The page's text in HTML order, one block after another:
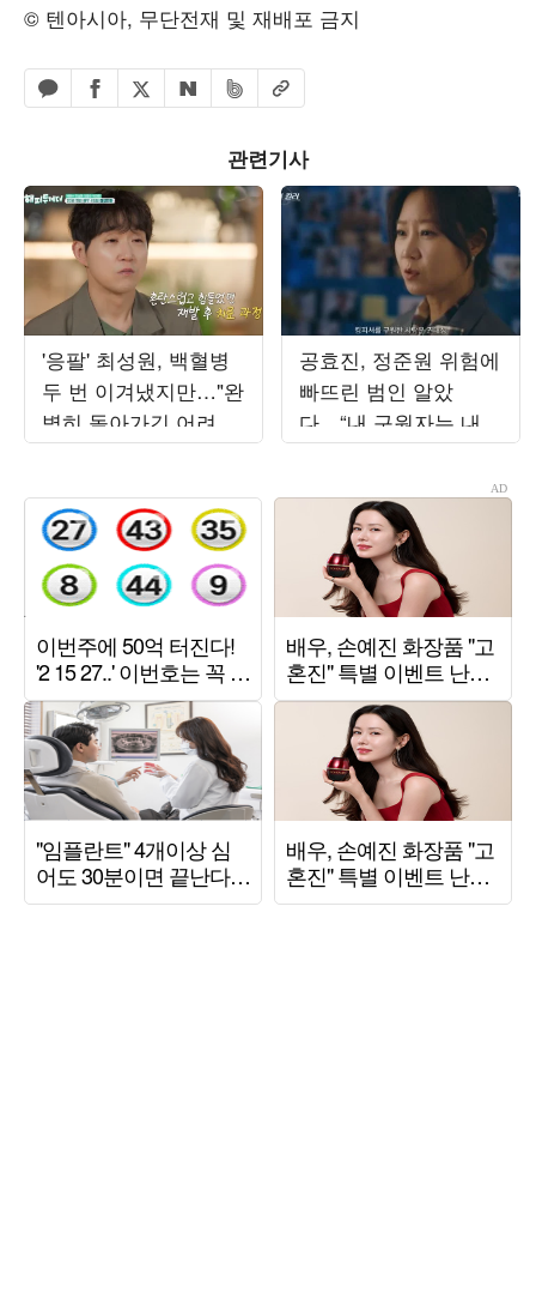
© 텐아시아, 무단전재 및 재배포 금지
카카오톡 공유하기
페이스북 공유하기
엑스 공유하기
네이버 공유하기
밴드 공유하기
URL복사
관련기사
'응팔' 최성원, 백혈병
두 번 이겨냈지만…"완
벽히 돌아가긴 어려워"
('해투')
공효진, 정준원 위험에
빠뜨린 범인 알았
다…“내 구원자는 내
남편” (‘유부녀 킬러’)